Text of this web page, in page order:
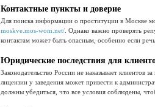
Контактные пункты и доверие
Для поиска информации о проституции в Москве
moskve.mos-wom.net/ . Однако важно проверять
контактам может быть опасным, особенно если
Юридические последствия для
Законодательство России не наказывает клиентов
лицензии у заведения может привести к
должны убедиться, что все условия соблюдены,